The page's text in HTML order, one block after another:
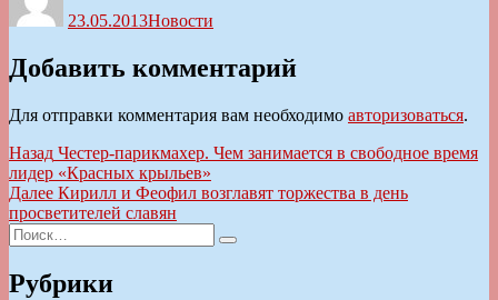
23.05.2013Новости
Добавить комментарий
Для отправки комментария вам необходимо авторизоваться.
Навигация
по
записям
Назад Предыдущая
запись:
Честер-парикмахер. Чем занимается в свободное время
лидер «Красных крыльев»
Далее Следующая
запись:
Кирилл и Феофил возглавят торжества в день
просветителей славян
Искать:
Поиск
Рубрики